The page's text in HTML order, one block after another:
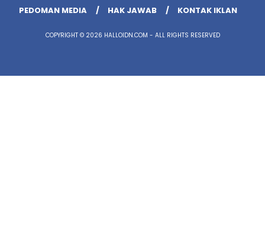
PEDOMAN MEDIA
HAK JAWAB KONTAK IKLAN
COPYRIGHT © 2026 HALLOIDN.COM - ALL RIGHTS RESERVED